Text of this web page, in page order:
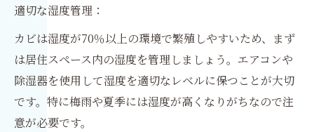
適切な湿度管理：
カビは湿度が70％以上の環境で繁殖しやすいため、まず
は居住スペース内の湿度を管理しましょう。エアコンや
除湿器を使用して湿度を適切なレベルに保つことが大切
です。特に梅雨や夏季には湿度が高くなりがちなので注
意が必要です。